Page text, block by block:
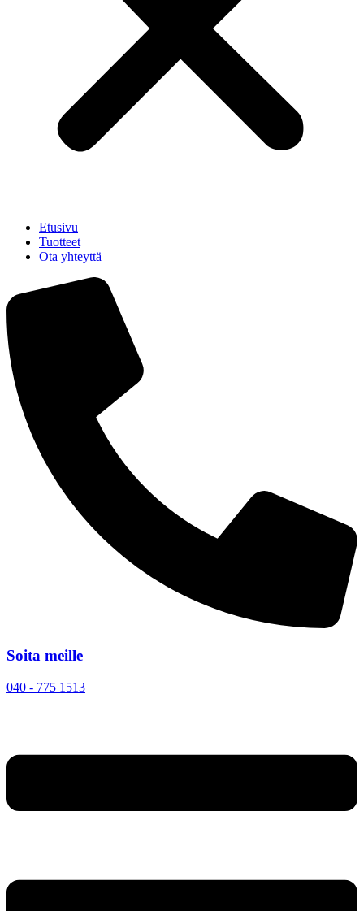
Etusivu
Tuotteet
Ota yhteyttä
Soita meille
040 - 775 1513